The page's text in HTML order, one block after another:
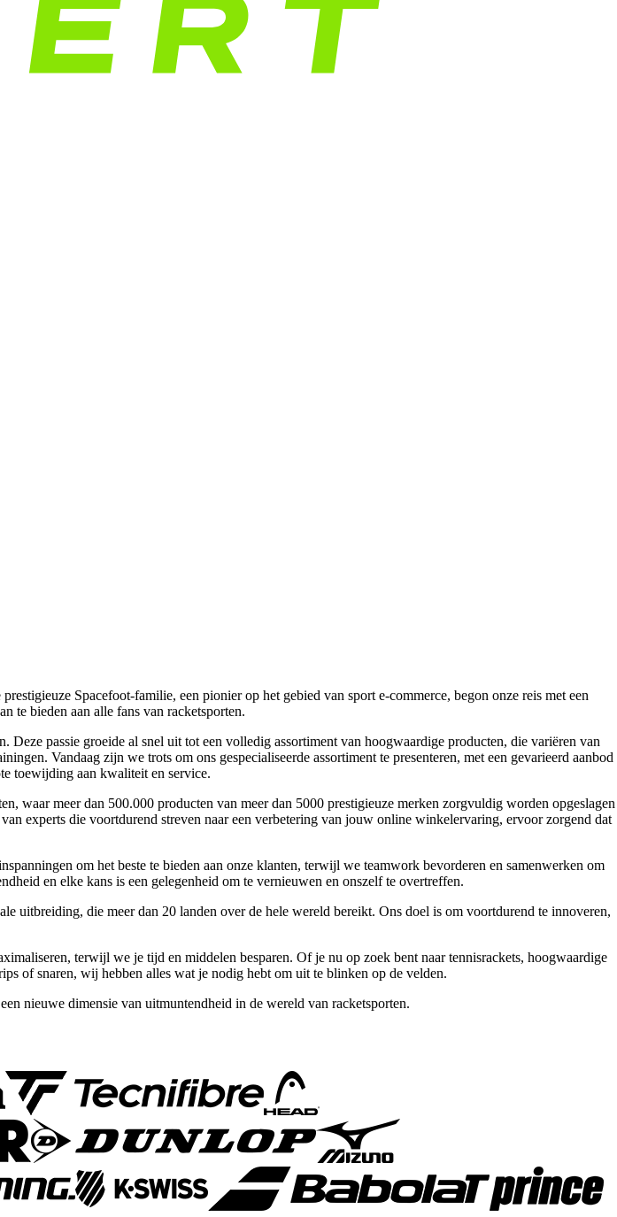
Spacefoot-familie, een pionier op het gebied van sport e-commerce, begon onze reis met een
te bieden aan alle fans van racketsporten.
passie groeide al snel uit tot een volledig assortiment van hoogwaardige producten, die variëren van
Vandaag zijn we trots om ons gespecialiseerde assortiment te presenteren, met een gevarieerd aanbod
toewijding aan kwaliteit en service.
waar meer dan 500.000 producten van meer dan 5000 prestigieuze merken zorgvuldig worden opgeslagen
experts die voortdurend streven naar een verbetering van jouw online winkelervaring, ervoor zorgend dat
om het beste te bieden aan onze klanten, terwijl we teamwork bevorderen en samenwerken om
en elke kans is een gelegenheid om te vernieuwen en onszelf te overtreffen.
uitbreiding, die meer dan 20 landen over de hele wereld bereikt. Ons doel is om voortdurend te innoveren,
terwijl we je tijd en middelen besparen. Of je nu op zoek bent naar tennisrackets, hoogwaardige
of snaren, wij hebben alles wat je nodig hebt om uit te blinken op de velden.
nieuwe dimensie van uitmuntendheid in de wereld van racketsporten.